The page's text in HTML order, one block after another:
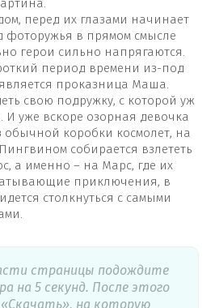
перед их глазами начинает
фоторужья в прямом смысле
герои сильно напрягаются.
период времени из-под
проказница Маша.
свою подружку, с которой уж
И уже вскоре озорная девочка
обычной коробки космолет, на
собирается взлететь
а именно – на Марс, где их
приключения, в
столкнуться с самыми
страницы подождите
на 5 секунд. После этого
на которую